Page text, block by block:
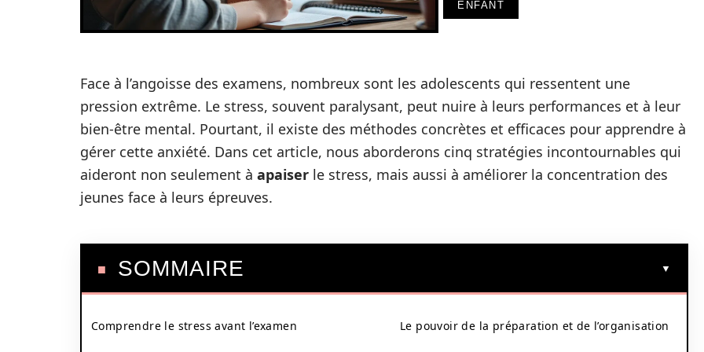
ENFANT
Face à l’angoisse des examens, nombreux sont les adolescents qui ressentent une
pression extrême. Le stress, souvent paralysant, peut nuire à leurs performances et à leur
bien-être mental. Pourtant, il existe des méthodes concrètes et efficaces pour apprendre à
gérer cette anxiété. Dans cet article, nous aborderons cinq stratégies incontournables qui
aideront non seulement à apaiser le stress, mais aussi à améliorer la concentration des
jeunes face à leurs épreuves.
SOMMAIRE
Comprendre le stress avant l’examen Le pouvoir de la préparation et de l’organisation